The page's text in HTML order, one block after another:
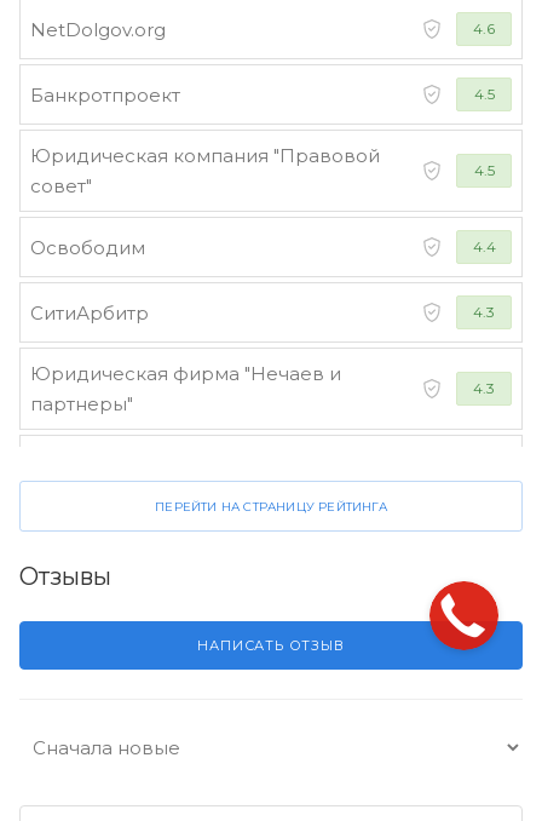
NetDolgov.org 4.6
Банкротпроект 4.5
Юридическая компания "Правовой
совет"
4.5
Освободим 4.4
СитиАрбитр 4.3
Юридическая фирма "Нечаев и
партнеры"
4.3
ПЕРЕЙТИ НА СТРАНИЦУ РЕЙТИНГА
Отзывы
НАПИСАТЬ ОТЗЫВ